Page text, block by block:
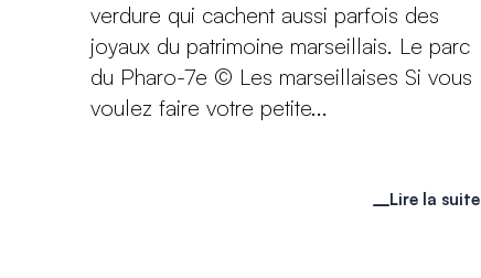
verdure qui cachent aussi parfois des
joyaux du patrimoine marseillais. Le parc
du Pharo-7e © Les marseillaises Si vous
voulez faire votre petite...
Lire la suite